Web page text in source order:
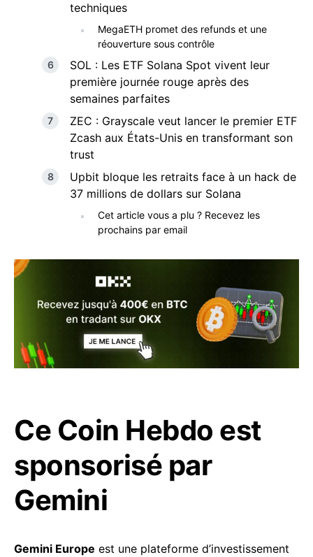
techniques
MegaETH promet des refunds et une
réouverture sous contrôle
SOL : Les ETF Solana Spot vivent leur
première journée rouge après des
semaines parfaites
ZEC : Grayscale veut lancer le premier ETF
Zcash aux États-Unis en transformant son
trust
Upbit bloque les retraits face à un hack de
37 millions de dollars sur Solana
Cet article vous a plu ? Recevez les
prochains par email
Ce Coin Hebdo est
sponsorisé par
Gemini
Gemini Europe est une plateforme d’investissement